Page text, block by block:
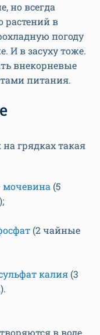
но всегда
растений в
погоду
И в засуху тоже.
внекорневые
питания.
грядках такая
мочевина (5
(2 чайные
калия (3
в воде